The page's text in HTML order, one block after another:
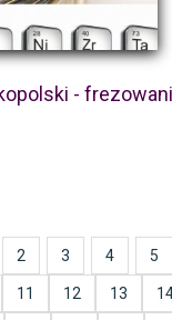
-
2 3 4 5
11 12 13